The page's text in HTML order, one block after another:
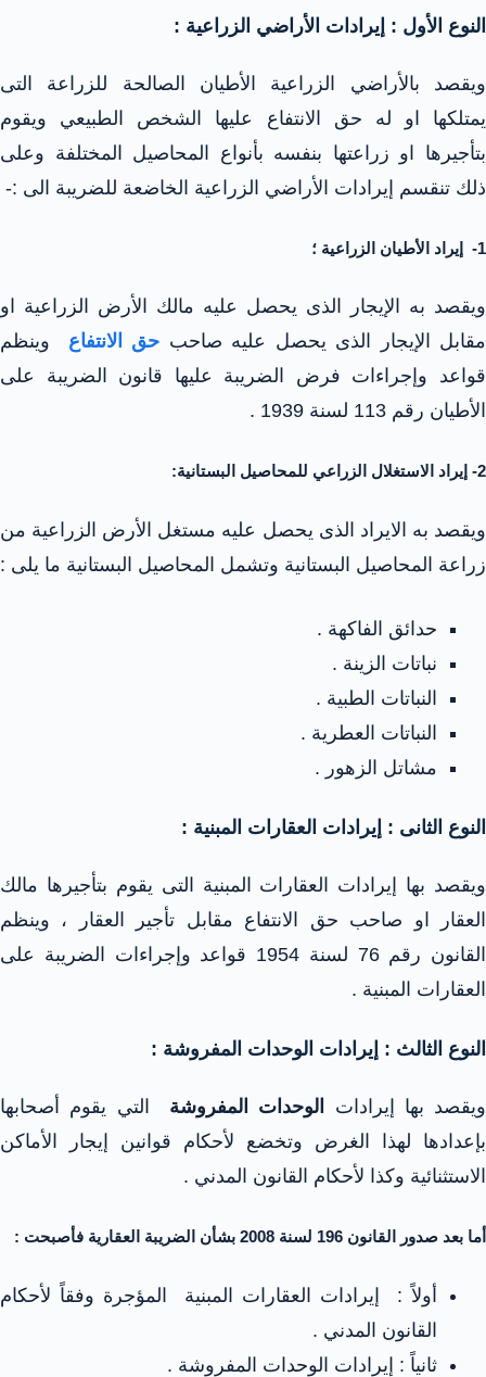
النوع الأول : إيرادات الأراضي الزراعية :
ويقصد بالأراضي الزراعية الأطيان الصالحة للزراعة التى
يمتلكها او له حق الانتفاع عليها الشخص الطبيعي ويقوم
بتأجيرها او زراعتها بنفسه بأنواع المحاصيل المختلفة وعلى
ذلك تنقسم إيرادات الأراضي الزراعية الخاضعة للضريبة الى :-
1- إيراد الأطيان الزراعية ؛
ويقصد به الإيجار الذى يحصل عليه مالك الأرض الزراعية او
مقابل الإيجار الذى يحصل عليه صاحب حق الانتفاع
وينظم
قواعد وإجراءات فرض الضريبة عليها قانون الضريبة على
الأطيان رقم 113 لسنة 1939 .
2- إيراد الاستغلال الزراعي للمحاصيل البستانية:
ويقصد به الايراد الذى يحصل عليه مستغل الأرض الزراعية من
زراعة المحاصيل البستانية وتشمل المحاصيل البستانية ما يلى :
حدائق الفاكهة .
نباتات الزينة .
النباتات الطبية .
النباتات العطرية .
مشاتل الزهور .
النوع الثانى : إيرادات العقارات المبنية :
ويقصد بها إيرادات العقارات المبنية التى يقوم بتأجيرها مالك
العقار او صاحب حق الانتفاع مقابل تأجير العقار ، وينظم
القانون رقم 76 لسنة 1954 قواعد وإجراءات الضريبة على
العقارات المبنية .
النوع الثالث : إيرادات الوحدات المفروشة :
ويقصد بها إيرادات الوحدات المفروشة
التي يقوم أصحابها
بإعدادها لهذا الغرض وتخضع لأحكام قوانين إيجار الأماكن
الاستثنائية وكذا لأحكام القانون المدني .
أما بعد صدور القانون 196 لسنة 2008 بشأن الضريبة العقارية فأصبحت :
أولاً : إيرادات العقارات المبنية المؤجرة وفقاً لأحكام
القانون المدني .
ثانياً : إيرادات الوحدات المفروشة .